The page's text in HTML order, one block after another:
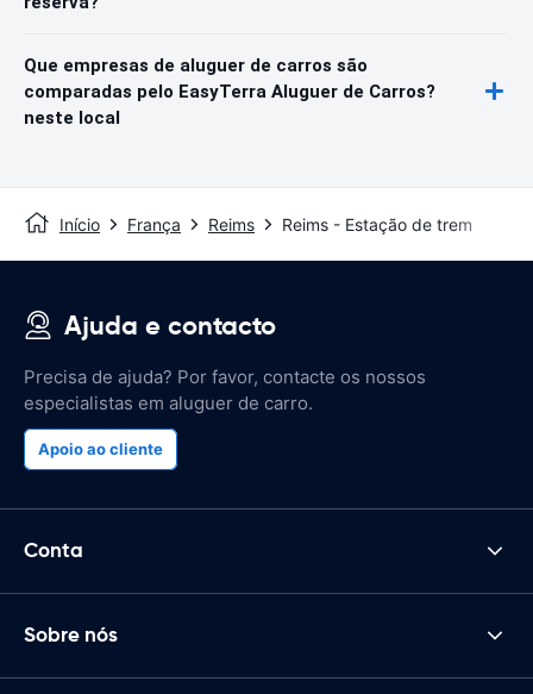
Que empresas de aluguer de carros são
comparadas pelo EasyTerra Aluguer de Carros?
neste local
Início França Reims Reims - Estação de trem
Ajuda e contacto
Precisa de ajuda? Por favor, contacte os nossos
especialistas em aluguer de carro.
Apoio ao cliente
Conta
Sobre nós